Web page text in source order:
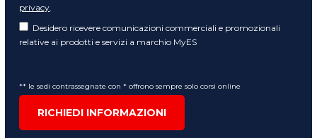
privacy.
Desidero ricevere comunicazioni commerciali e promozionali
relative ai prodotti e servizi a marchio MyES
** le sedi contrassegnate con * offrono sempre solo corsi online
RICHIEDI INFORMAZIONI